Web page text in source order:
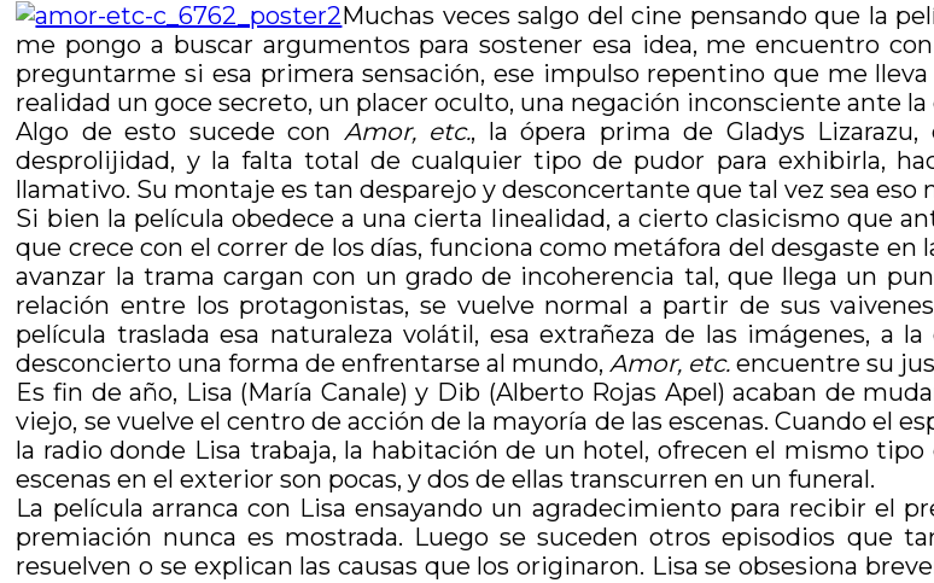
Muchas veces salgo del cine pensando que la
me pongo a buscar argumentos para sostener esa idea, me encuentro
preguntarme si esa primera sensación, ese impulso repentino que me
realidad un goce secreto, un placer oculto, una negación inconsciente ante
Algo de esto sucede con Amor, etc., la ópera prima de Gladys
desprolijidad, y la falta total de cualquier tipo de pudor para exhibirla,
llamativo. Su montaje es tan desparejo y desconcertante que tal vez sea
Si bien la película obedece a una cierta linealidad, a cierto clasicismo que
que crece con el correr de los días, funciona como metáfora del desgaste en
avanzar la trama cargan con un grado de incoherencia tal, que llega un
relación entre los protagonistas, se vuelve normal a partir de sus
película traslada esa naturaleza volátil, esa extrañeza de las imágenes, a
desconcierto una forma de enfrentarse al mundo,Amor, etc. encuentre su
Es fin de año, Lisa (María Canale) y Dib (Alberto Rojas Apel) acaban de
viejo, se vuelve el centro de acción de la mayoría de las escenas. Cuando el
la radio donde Lisa trabaja, la habitación de un hotel, ofrecen el mismo
escenas en el exterior son pocas, y dos de ellas transcurren en un funeral.
La película arranca con Lisa ensayando un agradecimiento para recibir el
premiación nunca es mostrada. Luego se suceden otros episodios que
resuelven o se explican las causas que los originaron. Lisa se obsesiona